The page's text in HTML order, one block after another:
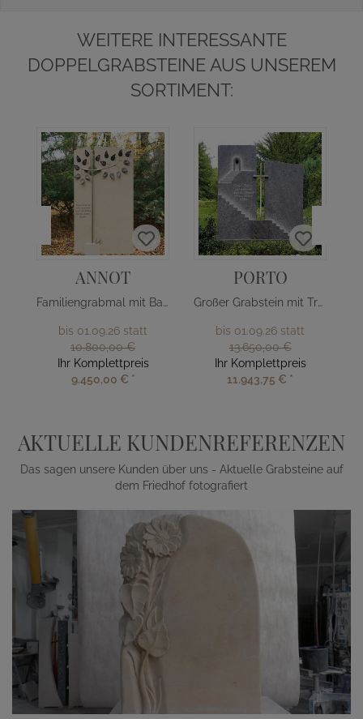
WEITERE INTERESSANTE
DOPPELGRABSTEINE AUS UNSEREM
SORTIMENT:
ANNOT
Familiengrabmal mit Baum Design
bis 01.09.26 statt
10.800,00 €
Ihr Komplettpreis
9.450,00 € *
PORTO
Großer Grabstein mit Treppe & Kreuz
bis 01.09.26 statt
13.650,00 €
Ihr Komplettpreis
11.943,75 € *
AKTUELLE KUNDENREFERENZEN
Das sagen unsere Kunden über uns - Aktuelle Grabsteine auf
dem Friedhof fotografiert